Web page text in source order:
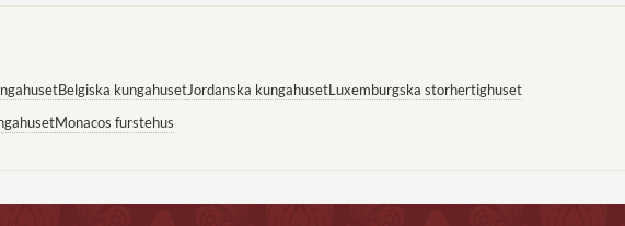
Belgiska kungahusetJordanska kungahusetLuxemburgska storhertighuset
Monacos furstehus